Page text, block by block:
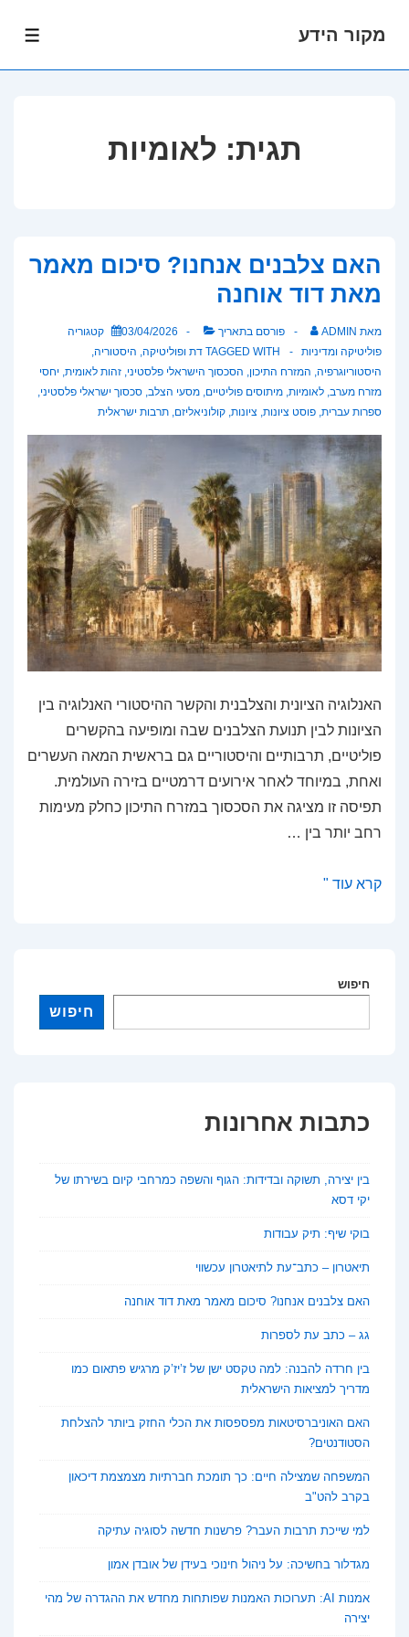
מקור הידע
תגית: לאומיות
האם צלבנים אנחנו? סיכום מאמר
מאת דוד אוחנה
מאת ADMIN פורסם בתאריך 03/04/2026
קטגוריה
פוליטיקה ומדיניות
TAGGED WITH דת ופוליטיקה, היסטוריה,
היסטוריוגרפיה, המזרח התיכון, הסכסוך הישראלי פלסטיני, זהות לאומית, יחסי
מזרח מערב, לאומיות, מיתוסים פוליטיים, מסעי הצלב, סכסוך ישראלי פלסטיני,
ספרות עברית, פוסט ציונות, ציונות, קולוניאליזם, תרבות ישראלית
האנלוגיה הציונית והצלבנית והקשר ההיסטורי האנלוגיה בין
הציונות לבין תנועת הצלבנים שבה ומופיעה בהקשרים
פוליטיים, תרבותיים והיסטוריים גם בראשית המאה העשרים
ואחת, במיוחד לאחר אירועים דרמטיים בזירה העולמית.
תפיסה זו מציגה את הסכסוך במזרח התיכון כחלק מעימות
רחב יותר בין …
האם
מאמר
קרא עוד "
חיפוש
חיפוש
כתבות אחרונות
בין יצירה, תשוקה ובדידות: הגוף והשפה כמרחבי קיום בשירתו של
יקי דסא
בוקי שיף: תיק עבודות
תיאטרון – כתב־עת לתיאטרון עכשווי
האם צלבנים אנחנו? סיכום מאמר מאת דוד אוחנה
גג – כתב עת לספרות
בין חרדה להבנה: למה טקסט ישן של ז’יז’ק מרגיש פתאום כמו
מדריך למציאות הישראלית
האם האוניברסיטאות מפספסות את הכלי החזק ביותר להצלחת
הסטודנטים?
המשפחה שמצילה חיים: כך תומכת חברתיות מצמצמת דיכאון
בקרב להט"ב
למי שייכת תרבות העבר? פרשנות חדשה לסוגיה עתיקה
מגדלור בחשיכה: על ניהול חינוכי בעידן של אובדן אמון
אמנות AI: תערוכות האמנות שפותחות מחדש את ההגדרה של מהי
יצירה